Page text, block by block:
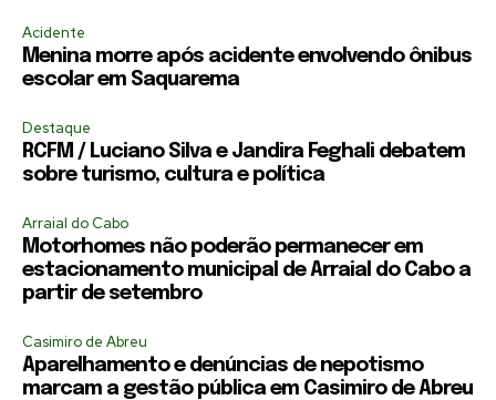
Acidente
Menina morre após acidente envolvendo ônibus
escolar em Saquarema
Destaque
RCFM / Luciano Silva e Jandira Feghali debatem
sobre turismo, cultura e política
Arraial do Cabo
Motorhomes não poderão permanecer em
estacionamento municipal de Arraial do Cabo a
partir de setembro
Casimiro de Abreu
Aparelhamento e denúncias de nepotismo
marcam a gestão pública em Casimiro de Abreu